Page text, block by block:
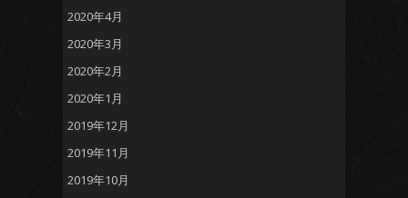
2020年4月
2020年3月
2020年2月
2020年1月
2019年12月
2019年11月
2019年10月